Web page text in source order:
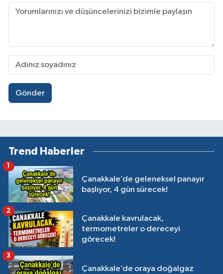
Gönder
Trend Haberler
Çanakkale’de geleneksel panayır
başlıyor, 4 gün sürecek!
1
Çanakkale kavrulacak,
termometreler o dereceyi
görecek!
2
Çanakkale’de oraya doğalgaz
3